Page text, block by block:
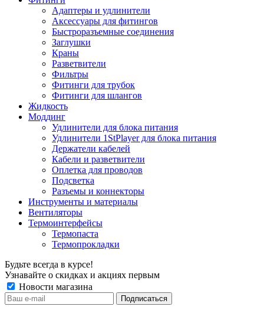
Адаптеры и удлинители
Аксессуары для фитингов
Быстроразъемные соединения
Заглушки
Краны
Разветвители
Фильтры
Фитинги для трубок
Фитинги для шлангов
Жидкость
Моддинг
Удлинители для блока питания
Удлинители 1StPlayer для блока питания
Держатели кабелей
Кабели и разветвители
Оплетка для проводов
Подсветка
Разъемы и коннекторы
Инструменты и материалы
Вентиляторы
Термоинтерфейсы
Термопаста
Термопрокладки
Будьте всегда в курсе!
Узнавайте о скидках и акциях первым
Новости магазина